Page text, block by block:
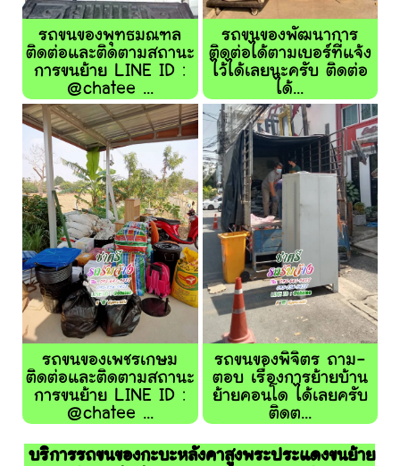
รถขนของพุทธมณฑล
ติดต่อและติดตามสถานะ
การขนย้าย LINE ID :
@chatee ...
รถขนของพัฒนาการ
ติดต่อได้ตามเบอร์ที่แจ้ง
ไว้ได้เลยนะครับ ติดต่อ
ได้...
รถขนของเพชรเกษม
ติดต่อและติดตามสถานะ
การขนย้าย LINE ID :
@chatee ...
รถขนของพิจิตร ถาม-
ตอบ เรื่องการย้ายบ้าน
ย้ายคอนโด ได้เลยครับ
ติดต...
บริการรถขนของกะบะหลังคาสูงพระประแดงขนย้าย